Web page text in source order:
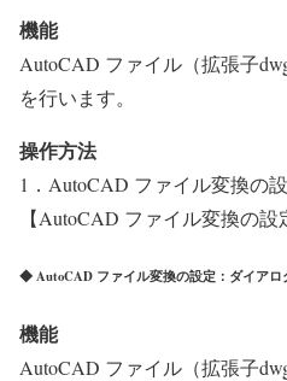
機能
AutoCAD ファイル（拡張子
を行います。
操作方法
1．AutoCAD ファイル変換の
【AutoCAD ファイル変換の設
◆ AutoCAD ファイル変換の設定：ダイアロ
機能
AutoCAD ファイル（拡張子